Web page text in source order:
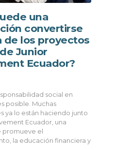
una
convertirse
de los proyectos
Junior
Ecuador?
social en
posible. Muchas
ya lo están haciendo junto
Ecuador, una
promueve el
la educación financiera y